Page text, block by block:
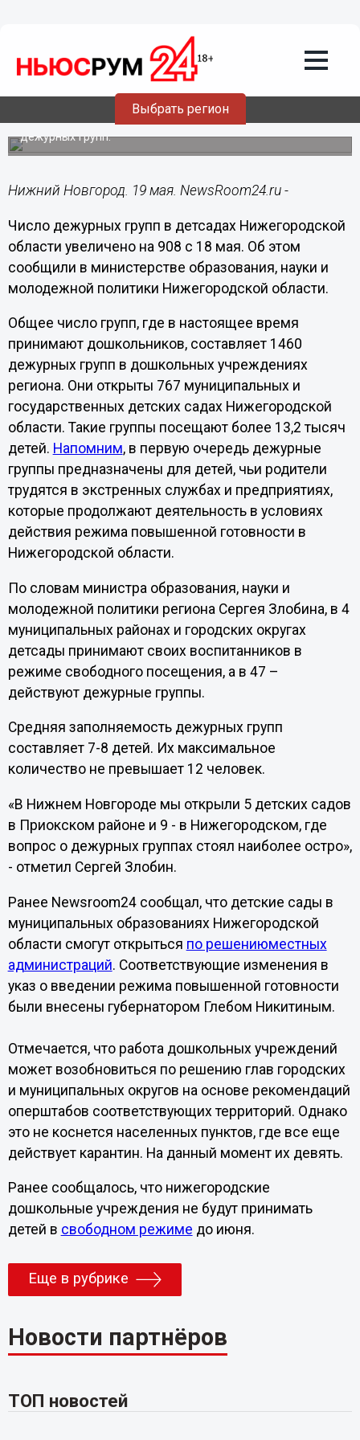
Выбрать регион
Число дежурных групп в
нижегородских детсадах выросло до
1460
С 18 мая дополнительно детей принимают еще 908
дежурных групп.
Нижний Новгород. 19 мая. NewsRoom24.ru -
Число дежурных групп в детсадах Нижегородской
области увеличено на 908 с 18 мая. Об этом
сообщили в министерстве образования, науки и
молодежной политики Нижегородской области.
Общее число групп, где в настоящее время
принимают дошкольников, составляет 1460
дежурных групп в дошкольных учреждениях
региона. Они открыты 767 муниципальных и
государственных детских садах Нижегородской
области. Такие группы посещают более 13,2 тысяч
детей. Напомним, в первую очередь дежурные
группы предназначены для детей, чьи родители
трудятся в экстренных службах и предприятиях,
которые продолжают деятельность в условиях
действия режима повышенной готовности в
Нижегородской области.
По словам министра образования, науки и
молодежной политики региона Сергея Злобина, в 4
муниципальных районах и городских округах
детсады принимают своих воспитанников в
режиме свободного посещения, а в 47 –
действуют дежурные группы.
Средняя заполняемость дежурных групп
составляет 7-8 детей. Их максимальное
количество не превышает 12 человек.
«В Нижнем Новгороде мы открыли 5 детских садов
в Приокском районе и 9 - в Нижегородском, где
вопрос о дежурных группах стоял наиболее остро»,
- отметил Сергей Злобин.
Ранее Newsroom24 сообщал, что детские сады в
муниципальных образованиях Нижегородской
области смогут открыться по решениюместных
администраций. Соответствующие изменения в
указ о введении режима повышенной готовности
были внесены губернатором Глебом Никитиным.
Отмечается, что работа дошкольных учреждений
может возобновиться по решению глав городских
и муниципальных округов на основе рекомендаций
оперштабов соответствующих территорий. Однако
это не коснется населенных пунктов, где все еще
действует карантин. На данный момент их девять.
Ранее сообщалось, что нижегородские
дошкольные учреждения не будут принимать
детей в свободном режиме до июня.
Еще в рубрике
Новости партнёров
ТОП новостей